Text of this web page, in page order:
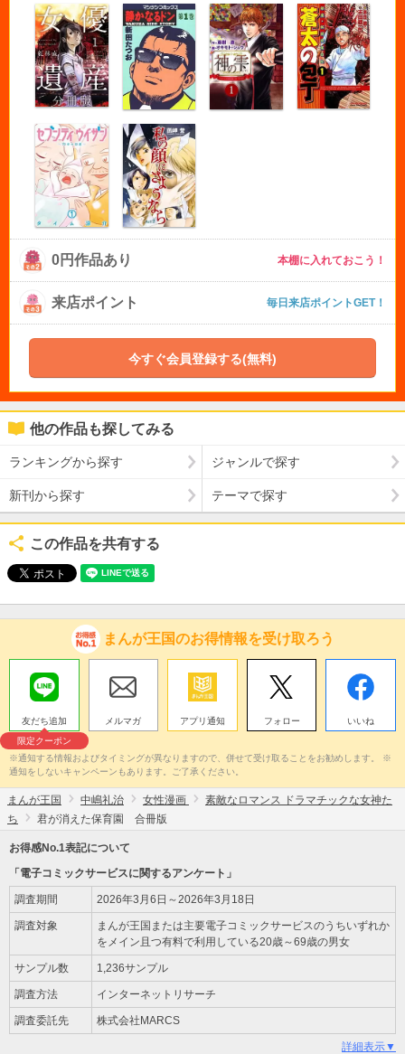
0円作品あり 本棚に入れておこう！
来店ポイント 毎日来店ポイントGET！
今すぐ会員登録する(無料)
他の作品も探してみる
ランキングから探す ジャンルで探す
新刊から探す テーマで探す
この作品を共有する
まんが王国のお得情報を受け取ろう
友だち追加
限定クーポン
メルマガ アプリ通知 フォロー いいね
※通知する情報およびタイミングが異なりますので、併せて受け取ることをお勧めします。 ※
通知をしないキャンペーンもあります。ご了承ください。
まんが王国 中嶋礼治 女性漫画
素敵なロマンス ドラマチックな女神た
ち
君が消えた保育園 合冊版
お得感No.1表記について
「電子コミックサービスに関するアンケート」
調査期間 2026年3月6日～2026年3月18日
調査対象
まんが王国または主要電子コミックサービスのうちいずれか
をメイン且つ有料で利用している20歳～69歳の男女
サンプル数 1,236サンプル
調査方法 インターネットリサーチ
調査委託先 株式会社MARCS
詳細表示▼